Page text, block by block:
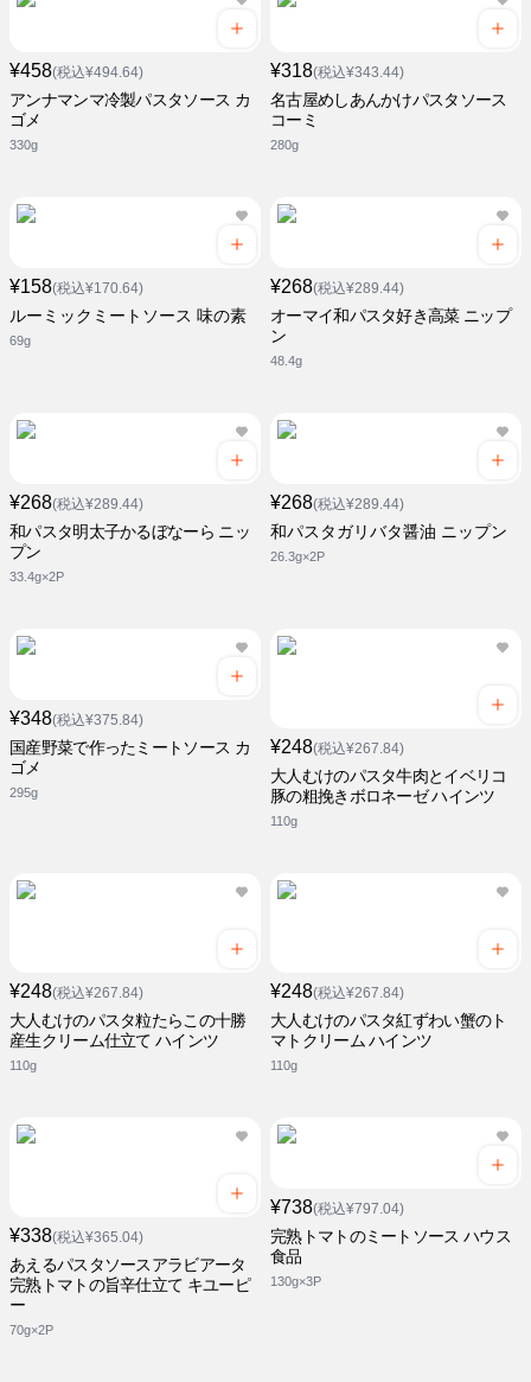
¥458(税込¥494.64)
アンナマンマ冷製パスタソース カ
ゴメ
330g
¥318(税込¥343.44)
名古屋めしあんかけパスタソース
コーミ
280g
¥158(税込¥170.64)
ルーミックミートソース 味の素
69g
¥268(税込¥289.44)
オーマイ和パスタ好き高菜 ニップ
ン
48.4g
¥268(税込¥289.44)
和パスタ明太子かるぼなーら ニッ
プン
33.4g×2P
¥268(税込¥289.44)
和パスタガリバタ醤油 ニップン
26.3g×2P
¥348(税込¥375.84)
国産野菜で作ったミートソース カ
ゴメ
295g
¥248(税込¥267.84)
大人むけのパスタ牛肉とイベリコ
豚の粗挽きボロネーゼ ハインツ
110g
¥248(税込¥267.84)
大人むけのパスタ粒たらこの十勝
産生クリーム仕立て ハインツ
110g
¥248(税込¥267.84)
大人むけのパスタ紅ずわい蟹のト
マトクリーム ハインツ
110g
¥338(税込¥365.04)
あえるパスタソースアラビアータ
完熟トマトの旨辛仕立て キユーピ
ー
70g×2P
¥738(税込¥797.04)
完熟トマトのミートソース ハウス
食品
130g×3P